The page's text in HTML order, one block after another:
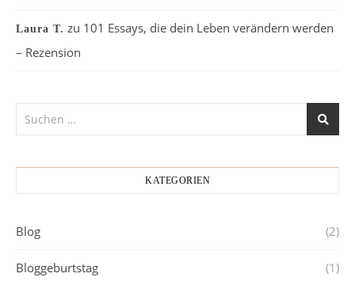
Laura T. zu 101 Essays, die dein Leben verändern werden
– Rezension
KATEGORIEN
Blog (2)
Bloggeburtstag (1)